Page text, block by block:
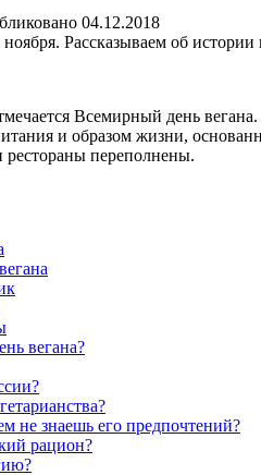
04.12.2018
Рассказываем об
Всемирный день
и образом жизни,
рестораны переполнены.
вегана?
не знаешь его предпочтений?
рацион?